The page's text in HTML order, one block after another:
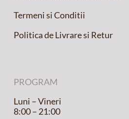
Termeni si Conditii
Politica de Livrare si Retur
PROGRAM
Luni – Vineri
8:00 – 21:00